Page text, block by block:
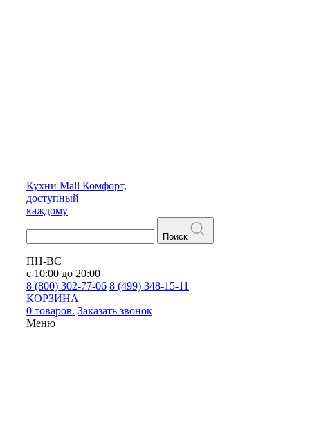
Кухни Mall Комфорт,
доступный
каждому
Поиск
ПН-ВС
с 10:00 до 20:00
8 (800) 302-77-06 8 (499) 348-15-11
КОРЗИНА
0 товаров. Заказать звонок
Меню